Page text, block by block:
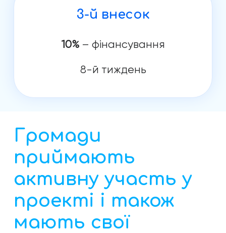
3-й внесок
10% – фінансування
8-й тиждень
Громади
приймають
активну участь у
проекті і також
мають свої